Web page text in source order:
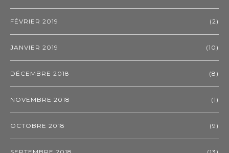
FÉVRIER 2019 (2)
JANVIER 2019 (10)
DÉCEMBRE 2018 (8)
NOVEMBRE 2018 (1)
OCTOBRE 2018 (9)